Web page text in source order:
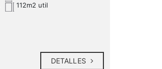
112m2 util
DETALLES